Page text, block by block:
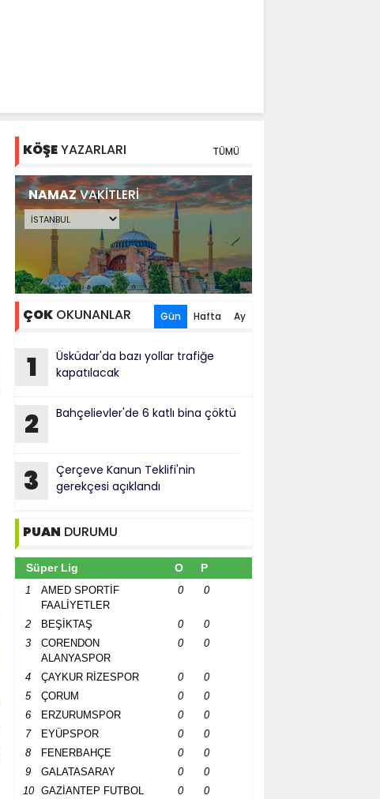
KÖŞEYAZARLARI TÜMÜ
NAMAZVAKİTLERİ
ÇOK OKUNANLAR Gün Hafta Ay
1
Üsküdar'da bazı yollar trafiğe
kapatılacak
2 Bahçelievler'de 6 katlı bina çöktü
3
Çerçeve Kanun Teklifi'nin
gerekçesi açıklandı
PUAN DURUMU
Süper Lig O P
1
AMED SPORTİF
FAALİYETLER
0 0
2 BEŞİKTAŞ 0
0
3
CORENDON
ALANYASPOR
0 0
4 ÇAYKUR RİZESPOR 0
0
5
ÇORUM 0
0
6
ERZURUMSPOR 0
0
7
EYÜPSPOR 0
0
8
FENERBAHÇE 0
0
9
GALATASARAY 0
0
10
GAZİANTEP FUTBOL
0 0